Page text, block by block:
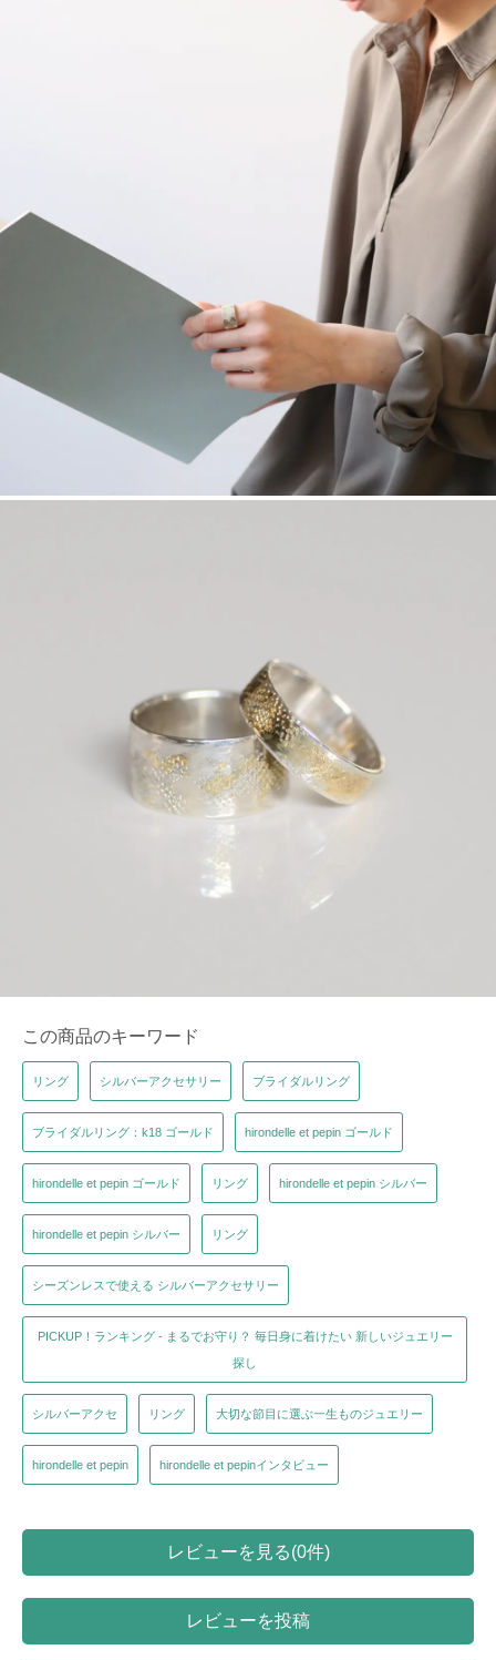
この商品のキーワード
リング シルバーアクセサリー ブライダルリング
ブライダルリング：k18 ゴールド hirondelle et pepin ゴールド
hirondelle et pepin ゴールド リング hirondelle et pepin シルバー
hirondelle et pepin シルバー リング
シーズンレスで使える シルバーアクセサリー
PICKUP！ランキング - まるでお守り？ 毎日身に着けたい 新しいジュエリー
探し
シルバーアクセ リング 大切な節目に選ぶ一生ものジュエリー
hirondelle et pepin hirondelle et pepinインタビュー
レビューを見る(0件)
レビューを投稿